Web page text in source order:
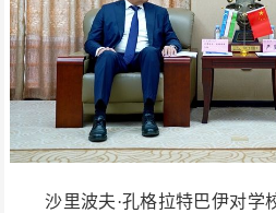
沙里波夫·孔格拉特巴伊对学